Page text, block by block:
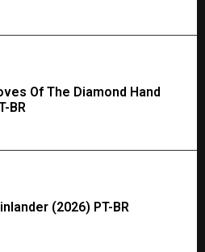
Of The Diamond Hand
BR
(2026) PT-BR